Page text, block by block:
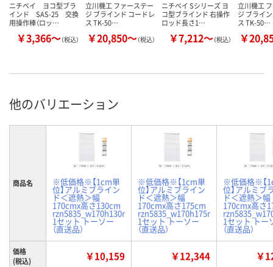
ニチベイ ヨコ型ブラ
インド SAS-25 交換
用操作棒（ロッ…
￥3,366～（税込）
立川機工 ファーステー
ジ ブラインド コードレ
ス TK-50…
￥20,850～（税込）
ニチベイ Sシリーズ ヨ
コ型ブラインド 右操作
ロッド長さ1…
￥7,212～（税込）
立川機工
ジ ブライ
ス TK-50…
￥
他のバリエーション
商品名 ※低価格※【1cm単
位】アルミブライン
ド＜遮熱＞幅
170cmx高さ130cm
rzn5835_w170h130r
1セット トーソー
（直送品）
※低価格※【1cm単
位】アルミブライン
ド＜遮熱＞幅
170cmx高さ175cm
rzn5835_w170h175r
1セット トーソー
（直送品）
※低価格※【
位】アルミブ
ド＜遮熱＞幅
170cmx高さ
1セット トー
（直送品）
価格
(税込)
￥10,159 ￥12,344 ￥